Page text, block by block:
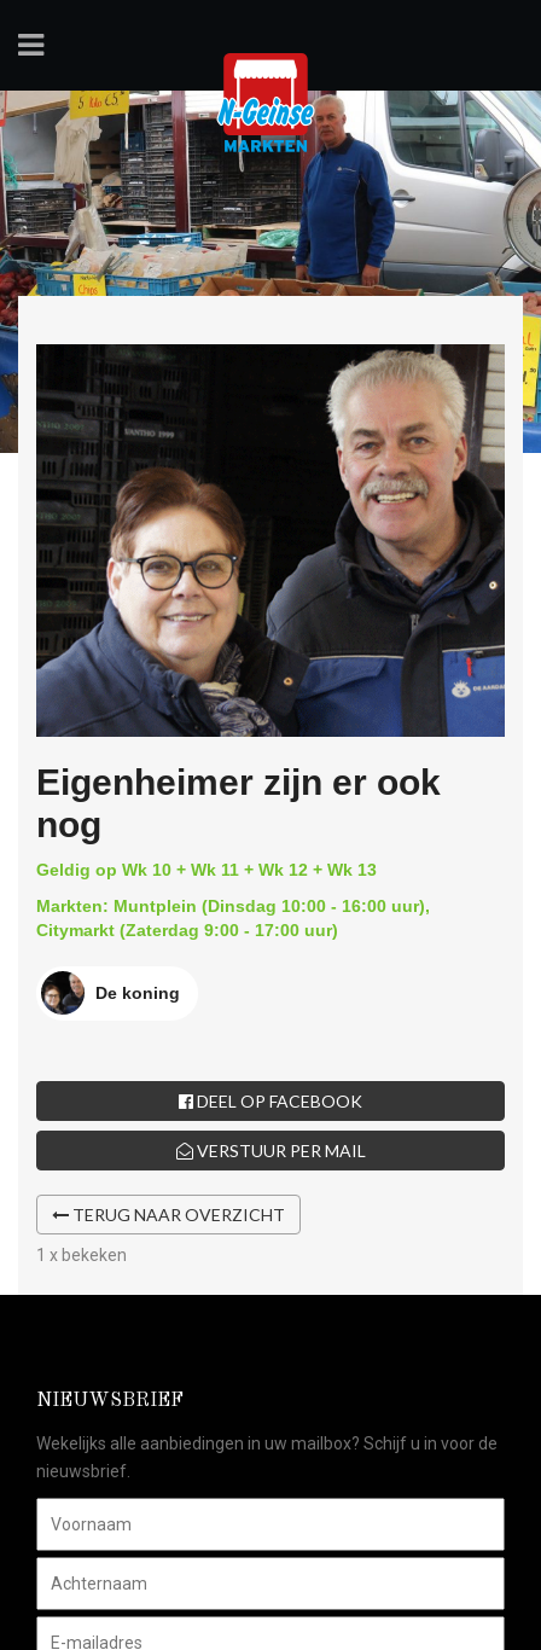
Eigenheimer zijn er ook
nog
Geldig op Wk 10 + Wk 11 + Wk 12 + Wk 13
Markten: Muntplein (Dinsdag 10:00 - 16:00 uur),
Citymarkt (Zaterdag 9:00 - 17:00 uur)
De koning
DEEL OP FACEBOOK
VERSTUUR PER MAIL
TERUG NAAR OVERZICHT
1 x bekeken
NIEUWSBRIEF
Wekelijks alle aanbiedingen in uw mailbox? Schijf u in voor de
nieuwsbrief.